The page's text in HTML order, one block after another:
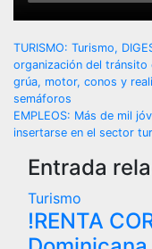
de
entradas
TURISMO: Turismo,
organización del tránsito
grúa, motor, conos y
semáforos
EMPLEOS: Más de mil
insertarse en el sector
Entrada
Turismo
!RENTA